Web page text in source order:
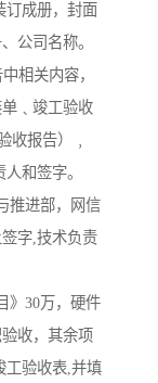
订成册，封面
公司名称。
相关内容，
﹑竣工验收
收报告）﹐
和签字。
推进部，网信
字,技术负责
》30万，硬件
收，其余项
工验收表,并填